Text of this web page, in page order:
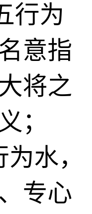
行为
意指
将之
；
为水，
专心